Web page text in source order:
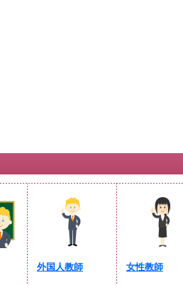
外国人教師 女性教師